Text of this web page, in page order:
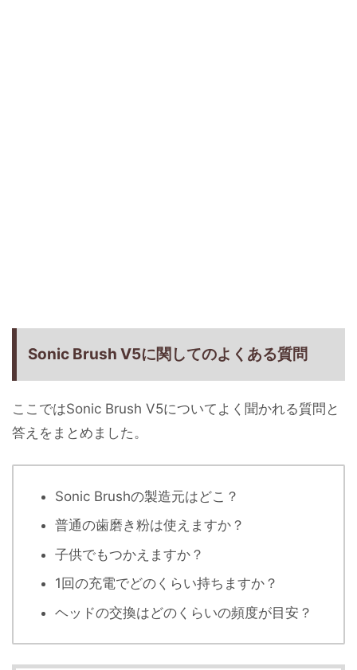
Sonic Brush V5に関してのよくある質問
ここではSonic Brush V5についてよく聞かれる質問と
答えをまとめました。
Sonic Brushの製造元はどこ？
普通の歯磨き粉は使えますか？
子供でもつかえますか？
1回の充電でどのくらい持ちますか？
ヘッドの交換はどのくらいの頻度が目安？